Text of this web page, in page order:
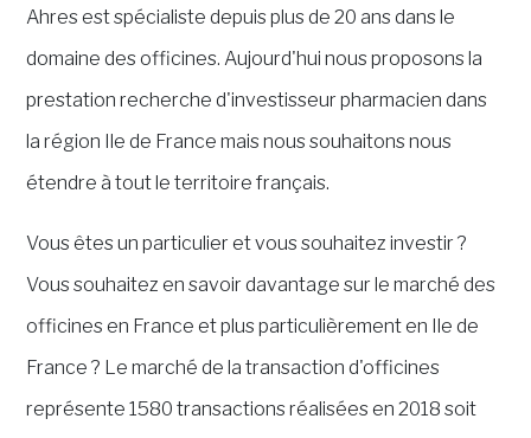
Ahres est spécialiste depuis plus de 20 ans dans le
domaine des officines. Aujourd'hui nous proposons la
prestation recherche d'investisseur pharmacien dans
la région Ile de France mais nous souhaitons nous
étendre à tout le territoire français.
Vous êtes un particulier et vous souhaitez investir ?
Vous souhaitez en savoir davantage sur le marché des
officines en France et plus particulièrement en Ile de
France ? Le marché de la transaction d'officines
représente 1580 transactions réalisées en 2018 soit